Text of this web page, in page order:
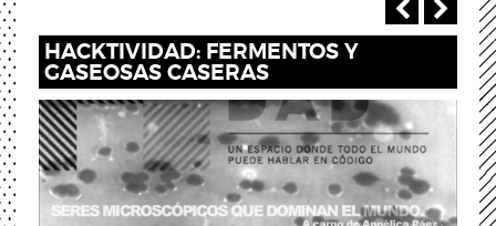
‹
HACKTIVIDAD: FERMENTOS Y
GASEOSAS CASERAS